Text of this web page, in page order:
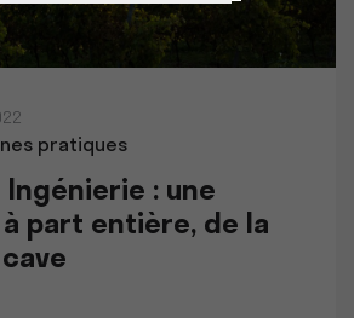
pratiques
Ingénierie : une
part entière, de la